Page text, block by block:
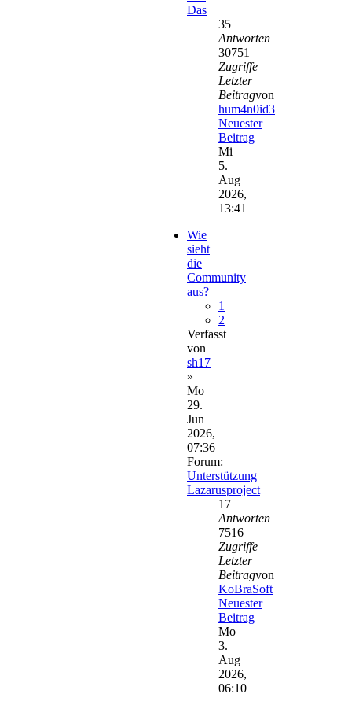
Das
35
Antworten
30751
Zugriffe
Letzter
Beitragvon
hum4n0id3
Neuester
Beitrag
Mi
5.
Aug
2026,
13:41
Wie
sieht
die
Community
aus?
1
2
Verfasst
von
sh17
»
Mo
29.
Jun
2026,
07:36
Forum:
Unterstützung
Lazarusproject
17
Antworten
7516
Zugriffe
Letzter
Beitragvon
KoBraSoft
Neuester
Beitrag
Mo
3.
Aug
2026,
06:10